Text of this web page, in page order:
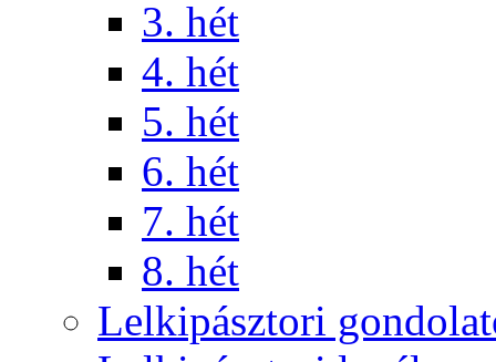
3. hét
4. hét
5. hét
6. hét
7. hét
8. hét
Lelkipásztori